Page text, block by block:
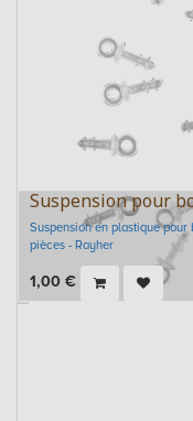
Suspension pour
Suspension en plastique
pièces - Rayher
1,00 €